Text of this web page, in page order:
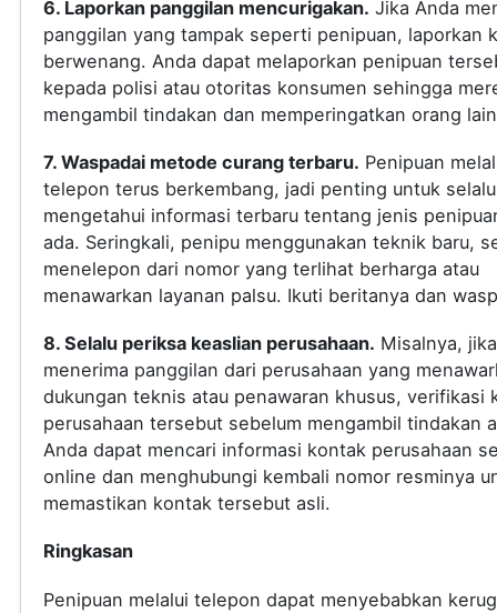
6. Laporkan panggilan mencurigakan. Jika Anda
panggilan yang tampak seperti penipuan, laporkan
berwenang. Anda dapat melaporkan penipuan
kepada polisi atau otoritas konsumen sehingga
mengambil tindakan dan memperingatkan orang
7. Waspadai metode curang terbaru. Penipuan
telepon terus berkembang, jadi penting untuk selalu
mengetahui informasi terbaru tentang jenis
ada. Seringkali, penipu menggunakan teknik baru,
menelepon dari nomor yang terlihat berharga atau
menawarkan layanan palsu. Ikuti beritanya dan
8. Selalu periksa keaslian perusahaan. Misalnya,
menerima panggilan dari perusahaan yang
dukungan teknis atau penawaran khusus, verifikasi
perusahaan tersebut sebelum mengambil tindakan
Anda dapat mencari informasi kontak perusahaan
online dan menghubungi kembali nomor resminya
memastikan kontak tersebut asli.
Ringkasan
Penipuan melalui telepon dapat menyebabkan